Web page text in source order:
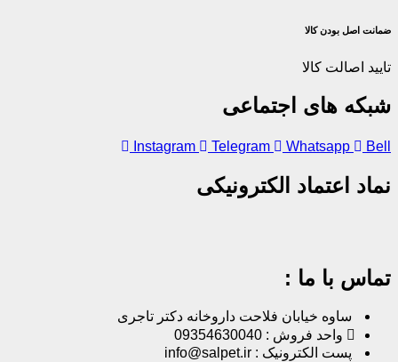
اصل‌ بودن کالا
اصالت کالا
های اجتماعی
Instagram Telegram Whatsapp
اعتماد الکترونیکی
با ما :
ساوه خیابان فلاحت داروخانه دکتر تاجری
واحد فروش : 09354630040
پست الکترونیک : info@salpet.ir